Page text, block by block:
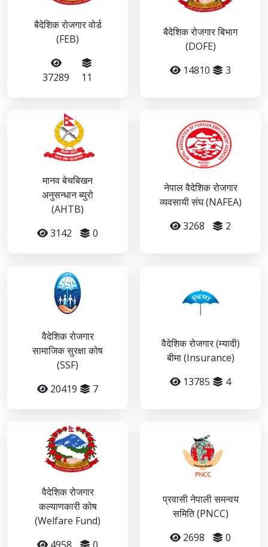
बैदेशिक रोजगार वोर्ड
(FEB)
37289 11
बैदेशिक रोजगार बिभाग
(DOFE)
14810
3
मानव बेचबिखन
अनुसन्धान ब्युरो
(AHTB)
3142
0
नेपाल वैदेशिक रोजगार
व्यवसायी संघ (NAFEA)
3268
2
वैदेशिक रोजगार
सामाजिक सुरक्षा कोष
(SSF)
20419
7
वैदेशिक रोजगार (म्यादी)
बीमा (Insurance)
13785
4
वैदेशिक रोजगार
कल्याणकारी कोष
(Welfare Fund)
प्रवासी नेपाली समन्वय
समिति (PNCC)
2698
0